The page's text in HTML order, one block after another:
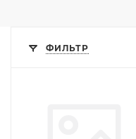
ФИЛЬТР